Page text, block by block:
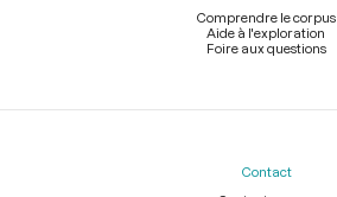
Comprendre le corpus
Aide à l'exploration
Foire aux questions
Contact